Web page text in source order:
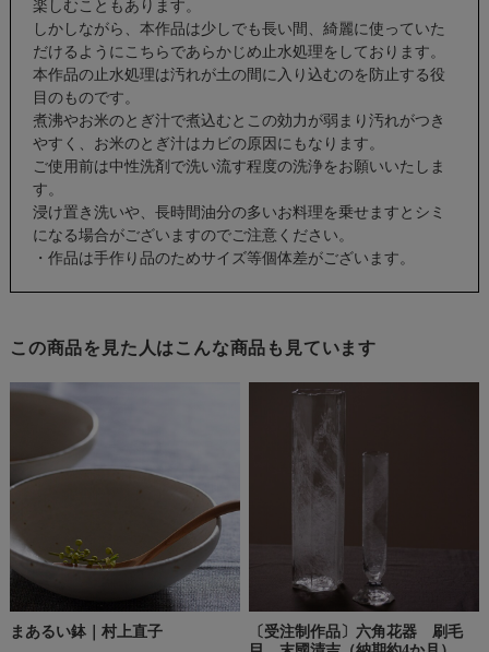
楽しむこともあります。
しかしながら、本作品は少しでも長い間、綺麗に使っていた
だけるようにこちらであらかじめ止水処理をしております。
本作品の止水処理は汚れが土の間に入り込むのを防止する役
目のものです。
煮沸やお米のとぎ汁で煮込むとこの効力が弱まり汚れがつき
やすく、お米のとぎ汁はカビの原因にもなります。
ご使用前は中性洗剤で洗い流す程度の洗浄をお願いいたしま
す。
浸け置き洗いや、長時間油分の多いお料理を乗せますとシミ
になる場合がございますのでご注意ください。
・作品は手作り品のためサイズ等個体差がございます。
この商品を見た人はこんな商品も見ています
まあるい鉢｜村上直子
〔受注制作品〕六角花器 刷毛